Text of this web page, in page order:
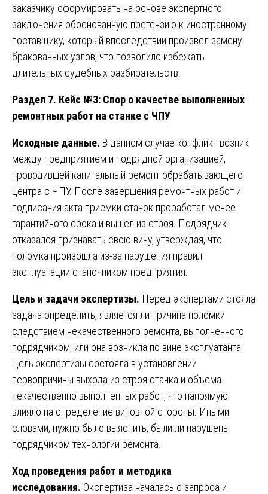
заказчику сформировать на основе экспертного
заключения обоснованную претензию к иностранному
поставщику, который впоследствии произвел замену
бракованных узлов, что позволило избежать
длительных судебных разбирательств.
Раздел 7. Кейс №3: Спор о качестве выполненных
ремонтных работ на станке с ЧПУ
Исходные данные. В данном случае конфликт возник
между предприятием и подрядной организацией,
проводившей капитальный ремонт обрабатывающего
центра с ЧПУ. После завершения ремонтных работ и
подписания акта приемки станок проработал менее
гарантийного срока и вышел из строя. Подрядчик
отказался признавать свою вину, утверждая, что
поломка произошла из-за нарушения правил
эксплуатации станочником предприятия.
Цель и задачи экспертизы. Перед экспертами стояла
задача определить, является ли причина поломки
следствием некачественного ремонта, выполненного
подрядчиком, или она возникла по вине эксплуатанта.
Цель экспертизы состояла в установлении
первопричины выхода из строя станка и объема
некачественно выполненных работ, что напрямую
влияло на определение виновной стороны. Иными
словами, нужно было выяснить, были ли нарушены
подрядчиком технологии ремонта.
Ход проведения работ и методика
исследования. Экспертиза началась с запроса и